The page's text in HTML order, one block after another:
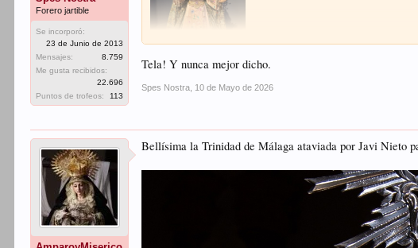
Forero jartible
Se incorporó:
23 de Junio de 2013
Mensajes:
8.759
Me gusta recibidos:
22.696
Puntos de trofeos:
113
Tela! Y nunca mejor dicho.
Spes Nostra 10 de Mayo de 2026
Bellísima la Trinidad de Málaga ataviada por Javi Nieto